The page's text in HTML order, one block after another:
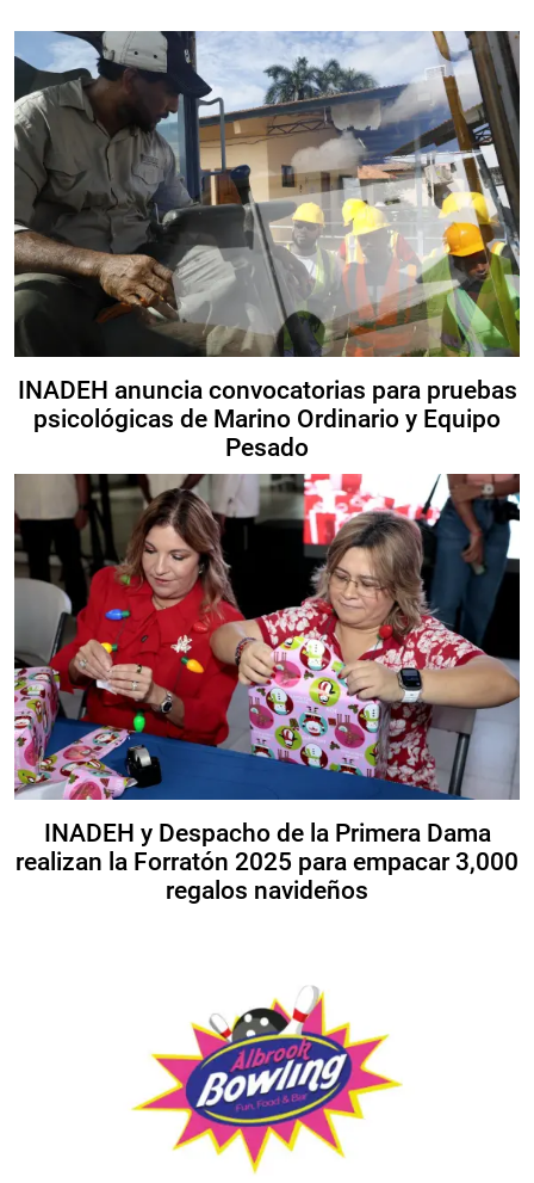
INADEH anuncia convocatorias para pruebas
psicológicas de Marino Ordinario y Equipo
Pesado
INADEH y Despacho de la Primera Dama
realizan la Forratón 2025 para empacar 3,000
regalos navideños